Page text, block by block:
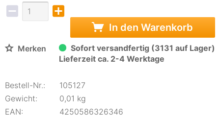
In den Warenkorb
Merken
Sofort versandfertig (3131 auf Lager)
Lieferzeit ca. 2-4 Werktage
Bestell-Nr.:
105127
Gewicht:
0,01 kg
EAN:
4250586326346